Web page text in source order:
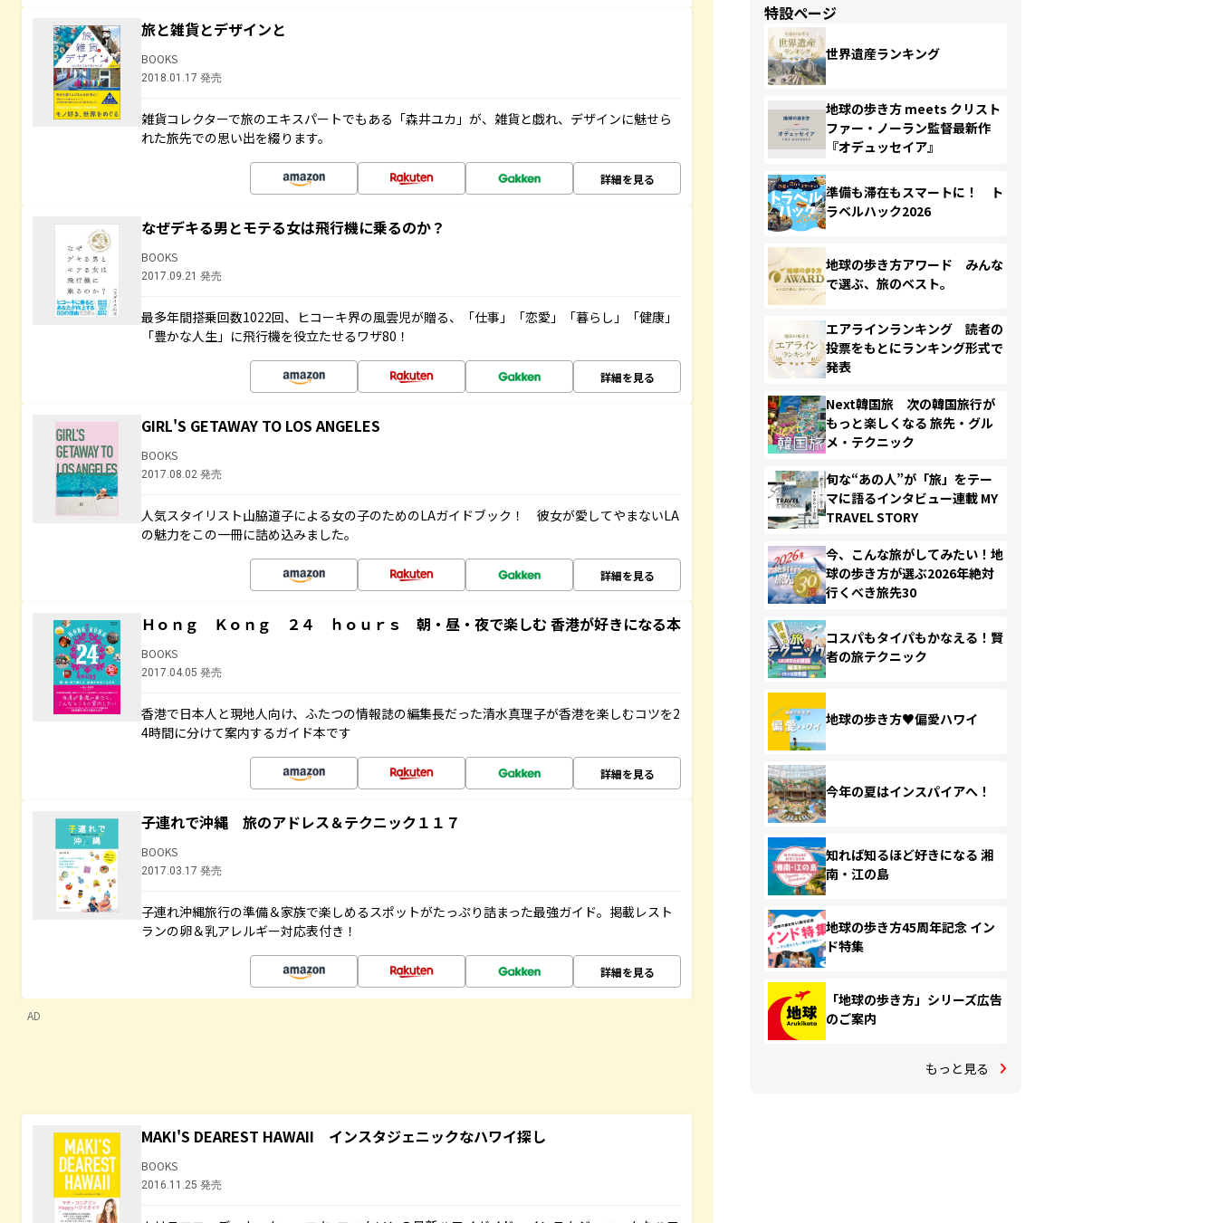
旅と雑貨とデザインと
BOOKS
2018.01.17 発売
雑貨コレクターで旅のエキスパートでもある「森井ユカ」が、雑貨と戯れ、デザインに魅せら
れた旅先での思い出を綴ります。
詳細を見る
なぜデキる男とモテる女は飛行機に乗るのか？
BOOKS
2017.09.21 発売
最多年間搭乗回数1022回、ヒコーキ界の風雲児が贈る、「仕事」「恋愛」「暮らし」「健康」
「豊かな人生」に飛行機を役立たせるワザ80！
詳細を見る
GIRL'S GETAWAY TO LOS ANGELES
BOOKS
2017.08.02 発売
人気スタイリスト山脇道子による女の子のためのLAガイドブック！ 彼女が愛してやまないLA
の魅力をこの一冊に詰め込みました。
詳細を見る
Ｈｏｎｇ Ｋｏｎｇ ２４ ｈｏｕｒｓ 朝・昼・夜で楽しむ 香港が好きになる本
BOOKS
2017.04.05 発売
香港で日本人と現地人向け、ふたつの情報誌の編集長だった清水真理子が香港を楽しむコツを2
4時間に分けて案内するガイド本です
詳細を見る
子連れで沖縄 旅のアドレス＆テクニック１１７
BOOKS
2017.03.17 発売
子連れ沖縄旅行の準備＆家族で楽しめるスポットがたっぷり詰まった最強ガイド。掲載レスト
ランの卵＆乳アレルギー対応表付き！
詳細を見る
AD
MAKI'S DEAREST HAWAII インスタジェニックなハワイ探し
BOOKS
2016.11.25 発売
特設ページ
世界遺産ランキング
地球の歩き方 meets クリスト
ファー・ノーラン監督最新作
『オデュッセイア』
準備も滞在もスマートに！ ト
ラベルハック2026
地球の歩き方アワード みんな
で選ぶ、旅のベスト。
エアラインランキング 読者の
投票をもとにランキング形式で
発表
Next韓国旅 次の韓国旅行が
もっと楽しくなる 旅先・グル
メ・テクニック
旬な“あの人”が「旅」をテー
マに語るインタビュー連載 MY
TRAVEL STORY
今、こんな旅がしてみたい！地
球の歩き方が選ぶ2026年絶対
行くべき旅先30
コスパもタイパもかなえる！賢
者の旅テクニック
地球の歩き方♥偏愛ハワイ
今年の夏はインスパイアへ！
知れば知るほど好きになる 湘
南・江の島
地球の歩き方45周年記念 イン
ド特集
「地球の歩き方」シリーズ広告
のご案内
もっと見る